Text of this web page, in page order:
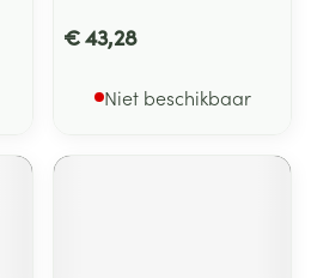
€ 43,28
Niet beschikbaar